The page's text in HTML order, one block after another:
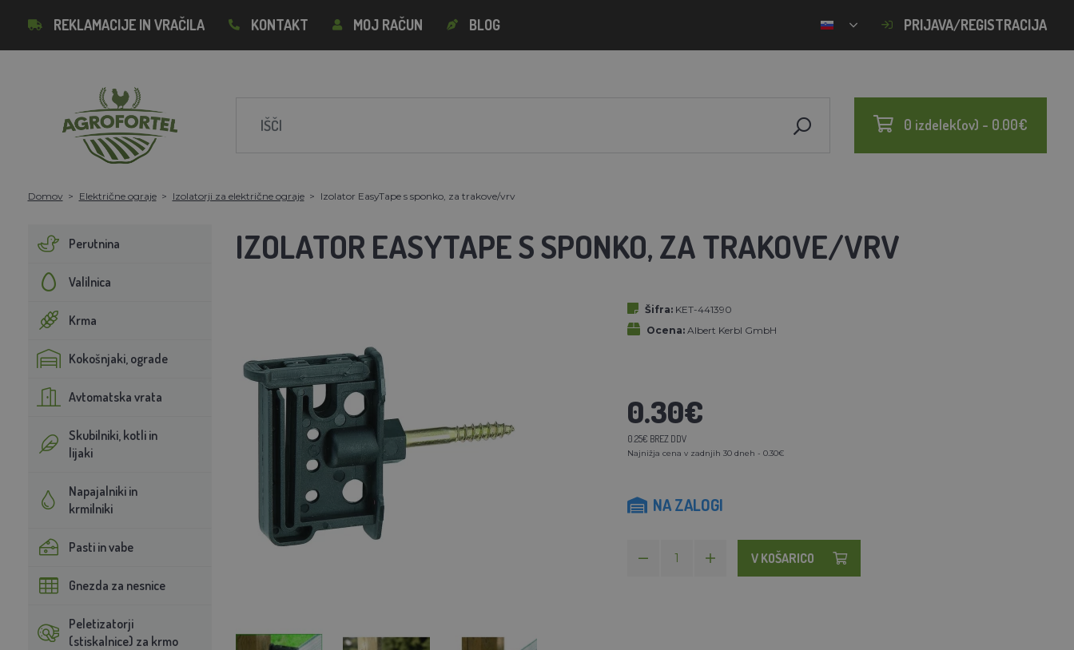
REKLAMACIJE IN VRAČILA KONTAKT MOJ RAČUN BLOG PRIJAVA/REGISTRACIJA
0 izdelek(ov) - 0.00€
Domov Električne ograje Izolatorji za električne ograje Izolator EasyTape s sponko, za trakove/vrv
Perutnina
Valilnica
Krma
Kokošnjaki, ograde
Avtomatska vrata
Skubilniki, kotli in
lijaki
Napajalniki in
krmilniki
Pasti in vabe
Gnezda za nesnice
Peletizatorji
(stiskalnice) za krmo
IZOLATOR EASYTAPE S SPONKO, ZA TRAKOVE/VRV
Šifra: KET-441390
Ocena: Albert Kerbl GmbH
0.30€
0.25€ BREZ DDV
Najnižja cena v zadnjih 30 dneh - 0.30€
NA ZALOGI
V KOŠARICO